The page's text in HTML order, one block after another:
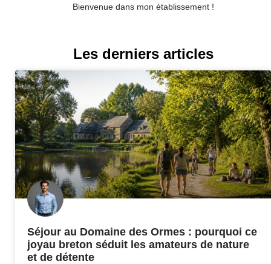
Bienvenue dans mon établissement !
Les derniers articles
Séjour au Domaine des Ormes : pourquoi ce
joyau breton séduit les amateurs de nature
et de détente